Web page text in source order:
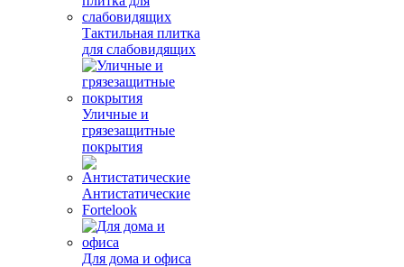
Тактильная плитка
для слабовидящих
Уличные и
грязезащитные
покрытия
Антистатические
Fortelook
Для дома и офиса